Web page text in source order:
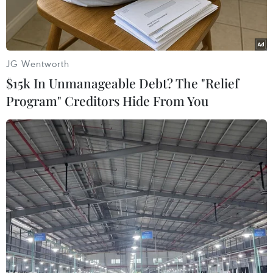
Bộ trưởng Bộ Y tế Nguyễn Thanh Long phát biểu. (Ảnh: Phạm
Kiên/TTXV)
Tiếp tục chương trình làm việc Kỳ họp thứ nhất,
JG Wentworth
$15k In Unmanageable Debt? The "Relief
Program" Creditors Hide From You